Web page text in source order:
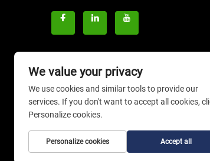
We value your privacy
We use cookies and similar tools to provide our
services. If you don't want to accept all cookies,
Personalize cookies.
Personalize cookies Accept all